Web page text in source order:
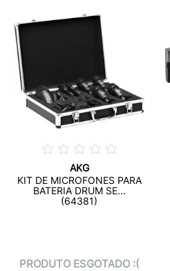
AKG
KIT DE MICROFONES PARA
BATERIA DRUM SE...
(64381)
PRODUTO ESGOTADO :(